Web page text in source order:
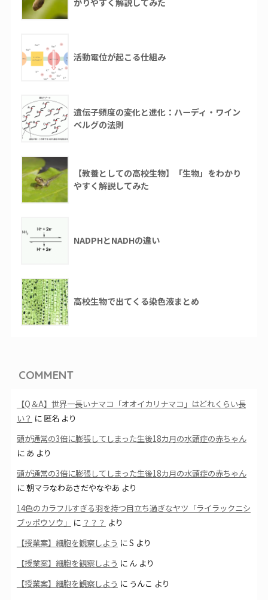
活動電位が起こる仕組み
遺伝子頻度の変化と進化：ハーディ・ワイン
ベルグの法則
【教養としての高校生物】「生物」をわかり
やすく解説してみた
NADPHとNADHの違い
高校生物で出てくる染色液まとめ
COMMENT
【Q＆A】世界一長いナマコ「オオイカリナマコ」はどれくらい長
い？ に 匿名より
頭が通常の3倍に膨張してしまった生後18カ月の水頭症の赤ちゃん
に あ より
頭が通常の3倍に膨張してしまった生後18カ月の水頭症の赤ちゃん
に朝マラなわあさだやなやあ より
14色のカラフルすぎる羽を持つ目立ち過ぎなヤツ「ライラックニシ
ブッポウソウ」
に ？？？ より
【授業案】細胞を観察しよう にS より
【授業案】細胞を観察しよう に んより
【授業案】細胞を観察しよう に うんこ より